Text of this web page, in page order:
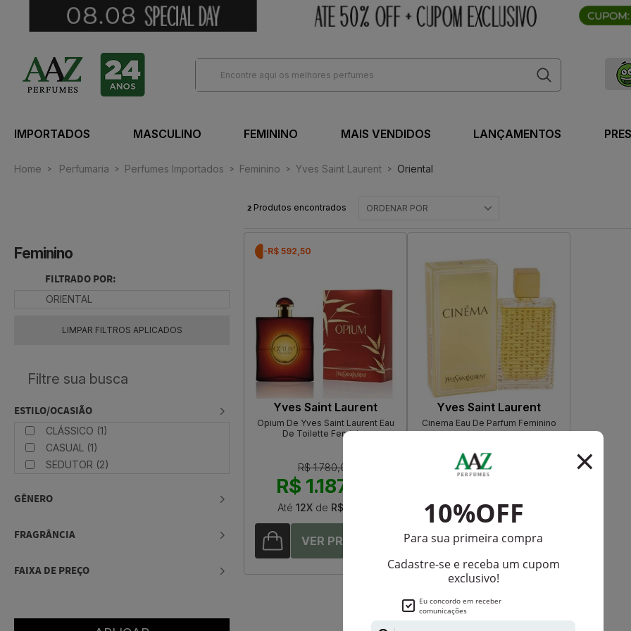
IMPORTADOS MASCULINO FEMININO MAIS VENDIDOS LANÇAMENTOS
Home Perfumaria Perfumes Importados Feminino Yves Saint Laurent Oriental
Feminino
FILTRADO POR:
ORIENTAL
LIMPAR FILTROS APLICADOS
ESTILO/OCASIÃO
CLÁSSICO (1)
CASUAL (1)
SEDUTOR (2)
GÊNERO
FRAGRÂNCIA
FAIXA DE PREÇO
ORDENAR POR
2 Produtos encontrados
-R$ 592,50
Yves Saint Laurent
Opium De Yves Saint Laurent Eau
De Toilette Feminino
R$ 1.780,00
R$ 1.187,50
Até 12Xde R$ 98,95
Yves Saint Laurent
Cinema Eau De Parfum Feminino
PRODUTO
ESGOTADO
Avise-me quando disponível: